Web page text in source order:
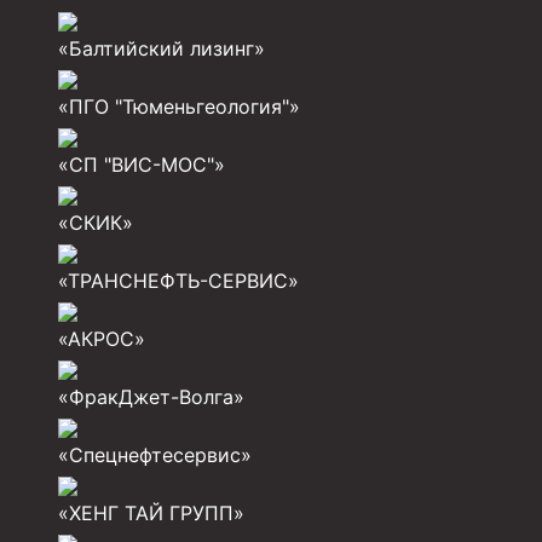
Муфта ОТТМ 324
Муфта ОТТМ 114
Муфта ОТТГ 168
Буровое оборудование
Фонтанная и запорная арматура
Оборудование для трубопроводов и
«Балтийский лизинг»
«ПГО "Тюменьгеология"»
«СП "ВИС-МОС"»
«СКИК»
«ТРАНСНЕФТЬ-СЕРВИС»
«АКРОС»
«ФракДжет-Волга»
«Спецнефтесервис»
«ХЕНГ ТАЙ ГРУПП»